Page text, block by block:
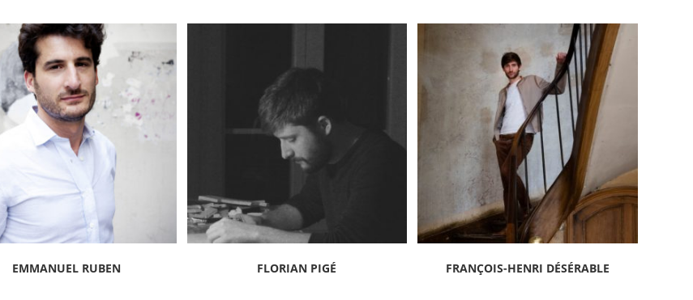
EMMANUEL RUBEN FLORIAN PIGÉ FRANÇOIS-HENRI DÉSÉRABLE